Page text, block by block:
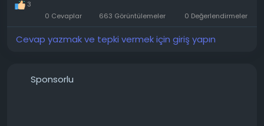
kullanıcılar, belirli firmaların ücret karşılığında
şikayetlerini kaldırabildiğini iddia ediyor. Hatta sitenin
iki avukat tarafından kurulduğu ve firmalarla
───────────────
3
0 Cevaplar
663 Görüntülemeler 0 Değerlendirmeler
Cevap yazmak ve tepki vermek için giriş yapın
Sponsorlu